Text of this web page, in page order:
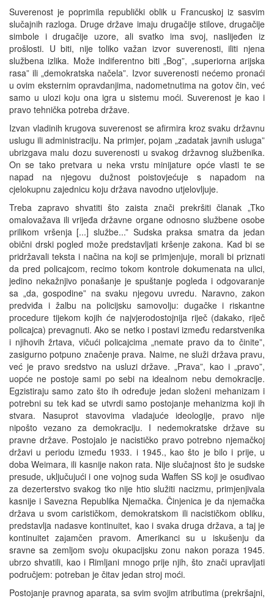
Suverenost je poprimila republički oblik u Francuskoj iz sasvim
slučajnih razloga. Druge države imaju drugačije stilove, drugačije
simbole i drugačije uzore, ali svatko ima svoj, naslijeđen iz
prošlosti. U biti, nije toliko važan izvor suverenosti, iliti njena
službena izlika. Može indiferentno biti „Bog”, „superiorna arijska
rasa” ili „demokratska načela”. Izvor suverenosti nećemo pronaći
u ovim eksternim opravdanjima, nadometnutima na gotov čin, već
samo u ulozi koju ona igra u sistemu moći. Suverenost je kao i
pravo tehnička potreba države.
Izvan vladinih krugova suverenost se afirmira kroz svaku državnu
uslugu ili administraciju. Na primjer, pojam „zadatak javnih usluga”
ubrizgava malu dozu suverenosti u svakog državnog službenika.
On se tako pretvara u neka vrstu minijature opće vlasti te se
napad na njegovu dužnost poistovjećuje s napadom na
cjelokupnu zajednicu koju država navodno utjelovljuje.
Treba zapravo shvatiti što zaista znači prekršiti članak „Tko
omalovažava ili vrijeđa državne organe odnosno službene osobe
prilikom vršenja [...] službe...” Sudska praksa smatra da jedan
obični drski pogled može predstavljati kršenje zakona. Kad bi se
pridržavali teksta i načina na koji se primjenjuje, morali bi priznati
da pred policajcom, recimo tokom kontrole dokumenata na ulici,
jedino nekažnjivo ponašanje je spuštanje pogleda i odgovaranje
sa „da, gospodine” na svaku njegovu uvredu. Naravno, zakon
predviđa i žalbu na policijsku samovolju: dugačke i riskantne
procedure tijekom kojih će najvjerodostojnija riječ (dakako, riječ
policajca) prevagnuti. Ako se netko i postavi između redarstvenika
i njihovih žrtava, vičući policajcima „nemate pravo da to činite”,
zasigurno potpuno značenje prava. Naime, ne služi država pravu,
već je pravo sredstvo na usluzi države. „Prava”, kao i „pravo”,
uopće ne postoje sami po sebi na idealnom nebu demokracije.
Egzistiraju samo zato što ih određuje jedan složeni mehanizam i
potrebni su tek kad se utvrdi samo postojanje mehanizma koji ih
stvara. Nasuprot stavovima vladajuće ideologije, pravo nije
nipošto vezano za demokraciju. I nedemokratske države su
pravne države. Postojalo je nacističko pravo potrebno njemačkoj
državi u periodu između 1933. i 1945., kao što je bilo i prije, u
doba Weimara, ili kasnije nakon rata. Nije slučajnost što je sudske
presude, uključujući i one vojnog suda Waffen SS koji je osuđivao
za dezerterstvo svakog tko nije htio služiti nacizmu, primjenjivala
kasnije i Savezna Republika Njemačka. Činjenica je da njemačka
država u svom carističkom, demokratskom ili nacističkom obliku,
predstavlja nadasve kontinuitet, kao i svaka druga država, a taj je
kontinuitet zajamčen pravom. Amerikanci su u iskušenju da
sravne sa zemljom svoju okupacijsku zonu nakon poraza 1945.
ubrzo shvatili, kao i Rimljani mnogo prije njih, što znači upravljati
područjem: potreban je čitav jedan stroj moći.
Postojanje pravnog aparata, sa svim svojim atributima (prekršajni,